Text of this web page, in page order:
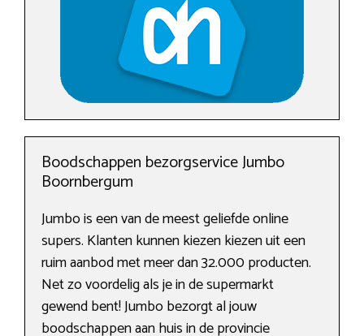
Boodschappen bezorgservice Jumbo
Boornbergum
Jumbo is een van de meest geliefde online
supers. Klanten kunnen kiezen kiezen uit een
ruim aanbod met meer dan 32.000 producten.
Net zo voordelig als je in de supermarkt
gewend bent! Jumbo bezorgt al jouw
boodschappen aan huis in de provincie